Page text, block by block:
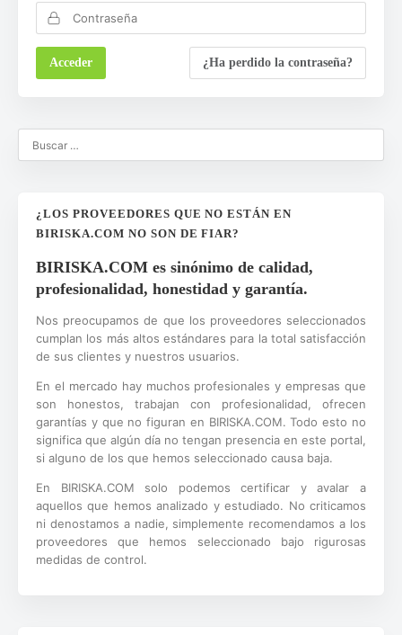
¿Ha perdido la contraseña?
¿LOS PROVEEDORES QUE NO ESTÁN EN
BIRISKA.COM NO SON DE FIAR?
BIRISKA.COM es sinónimo de calidad,
profesionalidad, honestidad y garantía.
Nos preocupamos de que los proveedores seleccionados
cumplan los más altos estándares para la total satisfacción
de sus clientes y nuestros usuarios.
En el mercado hay muchos profesionales y empresas que
son honestos, trabajan con profesionalidad, ofrecen
garantías y que no figuran en BIRISKA.COM. Todo esto no
significa que algún día no tengan presencia en este portal,
si alguno de los que hemos seleccionado causa baja.
En BIRISKA.COM solo podemos certificar y avalar a
aquellos que hemos analizado y estudiado. No criticamos
ni denostamos a nadie, simplemente recomendamos a los
proveedores que hemos seleccionado bajo rigurosas
medidas de control.